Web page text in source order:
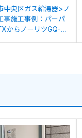
中央区ガス給湯器>ノ
事施工事例：パーパ
からノーリツGQ-